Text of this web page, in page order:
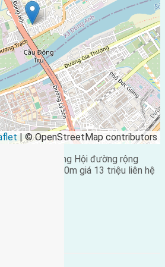
| © OpenStreetMap contributors
Đông Trù Đông Hội đường rộng
Đông Trù 500m giá 13 triệu liên hệ